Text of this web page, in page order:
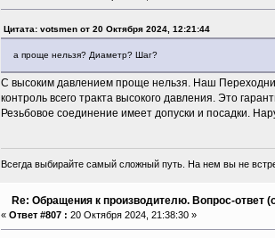
Цитата: votsmen от 20 Октября 2024, 12:21:44
а проще нельзя? Диаметр? Шаг?
С высоким давлением проще нельзя. Наш
контроль всего тракта высокого давления. Это
Резьбовое соединение имеет допуски и посадки.
Всегда выбирайте самый сложный путь. На нем вы не
Re: Обращения к производителю. Вопрос-ответ
« Ответ #807 : 20 Октября 2024, 21:38:30 »